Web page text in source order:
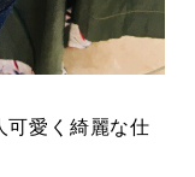
可愛く綺麗な仕